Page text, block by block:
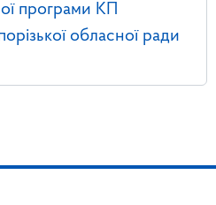
програми КП
обласної ради